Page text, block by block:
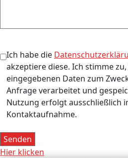
Ich habe die
akzeptiere diese. Ich stimme
eingegebenen Daten zum
Anfrage verarbeitet und
Nutzung erfolgt ausschließlich
Kontaktaufnahme.
Hier klicken